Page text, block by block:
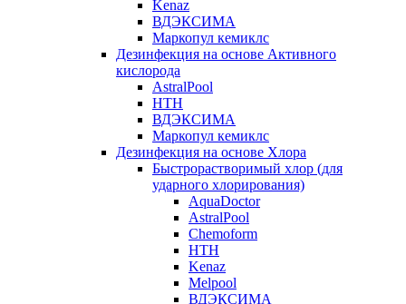
Kenaz
ВДЭКСИМА
Маркопул кемиклс
Дезинфекция на основе Активного
кислорода
AstralPool
HTH
ВДЭКСИМА
Маркопул кемиклс
Дезинфекция на основе Хлора
Быстрорастворимый хлор (для
ударного хлорирования)
AquaDoctor
AstralPool
Chemoform
HTH
Kenaz
Melpool
ВДЭКСИМА